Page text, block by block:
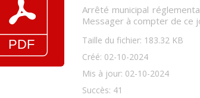
Arrêté municipal
Messager à compter de ce
Taille du fichier: 183.32 KB
Créé: 02-10-2024
Mis à jour: 02-10-2024
Succès: 41